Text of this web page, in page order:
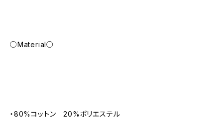
○Material○
・80%コットン 20%ポリエステル